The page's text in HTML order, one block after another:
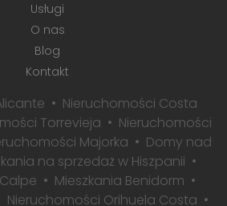
Usługi
O nas
Blog
Kontakt
Nieruchomości Costa
Torrevieja
Nieruchomości
Majorka
Domy nad
na sprzedaż w Hiszpanii
Mieszkania Benidorm
Nieruchomości Orihuela Costa